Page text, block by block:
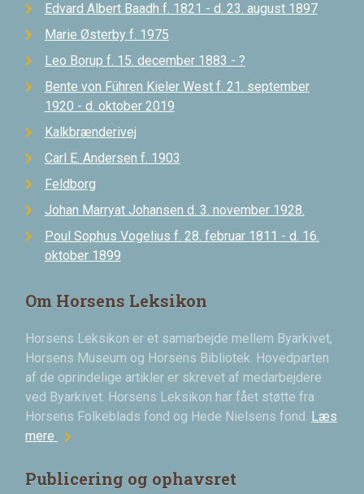
Edvard Albert Baadh f. 1821 - d. 23. august 1897
Marie Østerby f. 1975
Leo Borup f. 15. december 1883 - ?
Bente von Führen Kieler West f. 21. september
1920 - d. oktober 2019
Kalkbrænderivej
Carl E. Andersen f. 1903
Feldborg
Johan Marryat Johansen d. 3. november 1928.
Poul Sophus Vogelius f. 28. februar 1811 - d. 16.
oktober 1899
Om Horsens Leksikon
Horsens Leksikon er et samarbejde mellem Byarkivet,
Horsens Museum og Horsens Bibliotek. Hovedparten
af de oprindelige artikler er skrevet af medarbejdere
ved Byarkivet. Horsens Leksikon har fået støtte fra
Horsens Folkeblads fond og Hede Nielsens fond. Læs
mere chevron_right
Publicering og ophavsret